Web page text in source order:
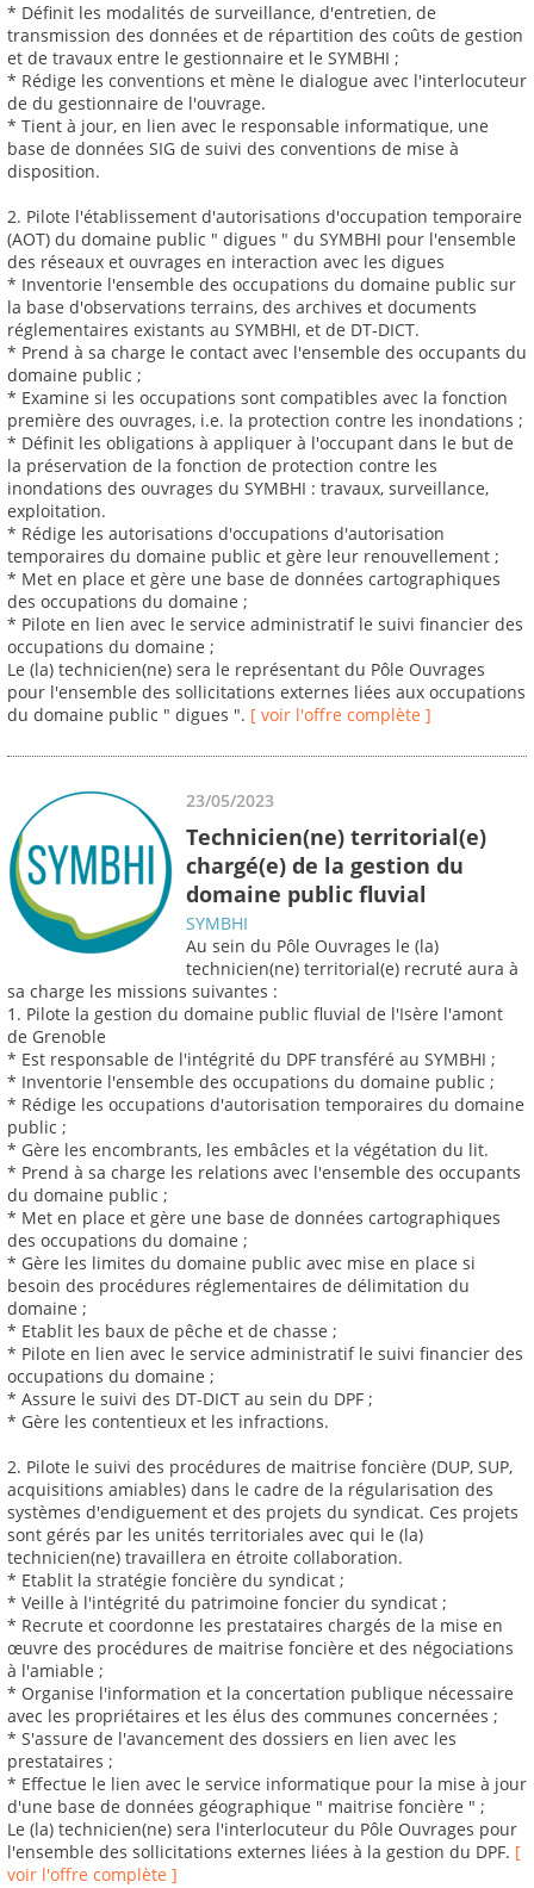
* Définit les modalités de surveillance, d'entretien, de
transmission des données et de répartition des coûts de gestion
et de travaux entre le gestionnaire et le SYMBHI ;
* Rédige les conventions et mène le dialogue avec l'interlocuteur
de du gestionnaire de l'ouvrage.
* Tient à jour, en lien avec le responsable informatique, une
base de données SIG de suivi des conventions de mise à
disposition.
2. Pilote l'établissement d'autorisations d'occupation temporaire
(AOT) du domaine public " digues " du SYMBHI pour l'ensemble
des réseaux et ouvrages en interaction avec les digues
* Inventorie l'ensemble des occupations du domaine public sur
la base d'observations terrains, des archives et documents
réglementaires existants au SYMBHI, et de DT-DICT.
* Prend à sa charge le contact avec l'ensemble des occupants du
domaine public ;
* Examine si les occupations sont compatibles avec la fonction
première des ouvrages, i.e. la protection contre les inondations ;
* Définit les obligations à appliquer à l'occupant dans le but de
la préservation de la fonction de protection contre les
inondations des ouvrages du SYMBHI : travaux, surveillance,
exploitation.
* Rédige les autorisations d'occupations d'autorisation
temporaires du domaine public et gère leur renouvellement ;
* Met en place et gère une base de données cartographiques
des occupations du domaine ;
* Pilote en lien avec le service administratif le suivi financier des
occupations du domaine ;
Le (la) technicien(ne) sera le représentant du Pôle Ouvrages
pour l'ensemble des sollicitations externes liées aux occupations
du domaine public " digues ". [ voir l'offre complète ]
23/05/2023
Technicien(ne) territorial(e)
chargé(e) de la gestion du
domaine public fluvial
SYMBHI
Au sein du Pôle Ouvrages le (la)
technicien(ne) territorial(e) recruté aura à
sa charge les missions suivantes :
1. Pilote la gestion du domaine public fluvial de l'Isère l'amont
de Grenoble
* Est responsable de l'intégrité du DPF transféré au SYMBHI ;
* Inventorie l'ensemble des occupations du domaine public ;
* Rédige les occupations d'autorisation temporaires du domaine
public ;
* Gère les encombrants, les embâcles et la végétation du lit.
* Prend à sa charge les relations avec l'ensemble des occupants
du domaine public ;
* Met en place et gère une base de données cartographiques
des occupations du domaine ;
* Gère les limites du domaine public avec mise en place si
besoin des procédures réglementaires de délimitation du
domaine ;
* Etablit les baux de pêche et de chasse ;
* Pilote en lien avec le service administratif le suivi financier des
occupations du domaine ;
* Assure le suivi des DT-DICT au sein du DPF ;
* Gère les contentieux et les infractions.
2. Pilote le suivi des procédures de maitrise foncière (DUP, SUP,
acquisitions amiables) dans le cadre de la régularisation des
systèmes d'endiguement et des projets du syndicat. Ces projets
sont gérés par les unités territoriales avec qui le (la)
technicien(ne) travaillera en étroite collaboration.
* Etablit la stratégie foncière du syndicat ;
* Veille à l'intégrité du patrimoine foncier du syndicat ;
* Recrute et coordonne les prestataires chargés de la mise en
œuvre des procédures de maitrise foncière et des négociations
à l'amiable ;
* Organise l'information et la concertation publique nécessaire
avec les propriétaires et les élus des communes concernées ;
* S'assure de l'avancement des dossiers en lien avec les
prestataires ;
* Effectue le lien avec le service informatique pour la mise à jour
d'une base de données géographique " maitrise foncière " ;
Le (la) technicien(ne) sera l'interlocuteur du Pôle Ouvrages pour
l'ensemble des sollicitations externes liées à la gestion du DPF. [
voir l'offre complète ]